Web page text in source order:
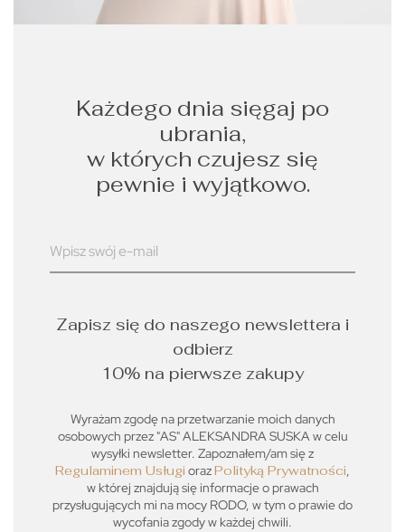
Każdego dnia sięgaj po
ubrania,
w których czujesz się
pewnie i wyjątkowo.
Zapisz się do naszego newslettera i
odbierz
10% na pierwsze zakupy
Wyrażam zgodę na przetwarzanie moich danych
osobowych przez "AS" ALEKSANDRA SUSKA w celu
wysyłki newsletter. Zapoznałem/am się z
Regulaminem Usługi orazPolityką Prywatności,
w której znajdują się informacje o prawach
przysługujących mi na mocy RODO, w tym o prawie do
wycofania zgody w każdej chwili.